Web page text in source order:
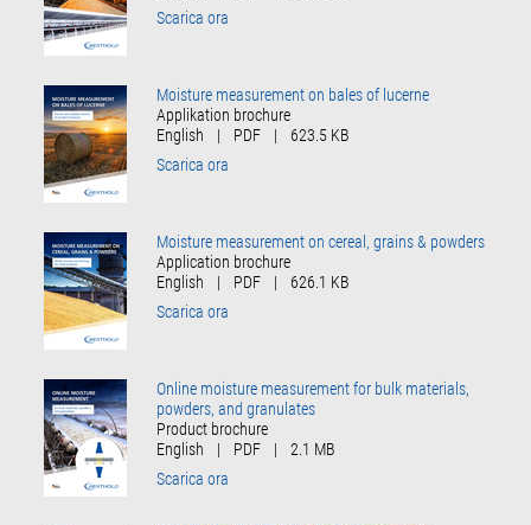
Scarica ora
Moisture measurement on bales of lucerne
Applikation brochure
English
| PDF |
623.5 KB
Scarica ora
Moisture measurement on cereal, grains & powders
Application brochure
English
| PDF |
626.1 KB
Scarica ora
Online moisture measurement for bulk materials,
powders, and granulates
Product brochure
English
| PDF |
2.1 MB
Scarica ora